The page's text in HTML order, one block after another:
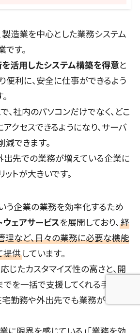
約システム
け
製造業を中心とした業務システム
す。
を活用したシステム構築を得意と
便利に、安全に仕事ができるよう
、社内のパソコンだけでなく、どこ
クセスできるようになり、サーバ
できます。
出先での業務が増えている企業に
ットが大きいです。
う企業の業務を効率化するため
ウェアサービスを展開しており、 経
理など、日々の業務に必要な機能
提供しています。
じたカスタマイズ性の高さと、開
を一括で支援してくれる手厚い
宅勤務や外出先でも業務が行えま